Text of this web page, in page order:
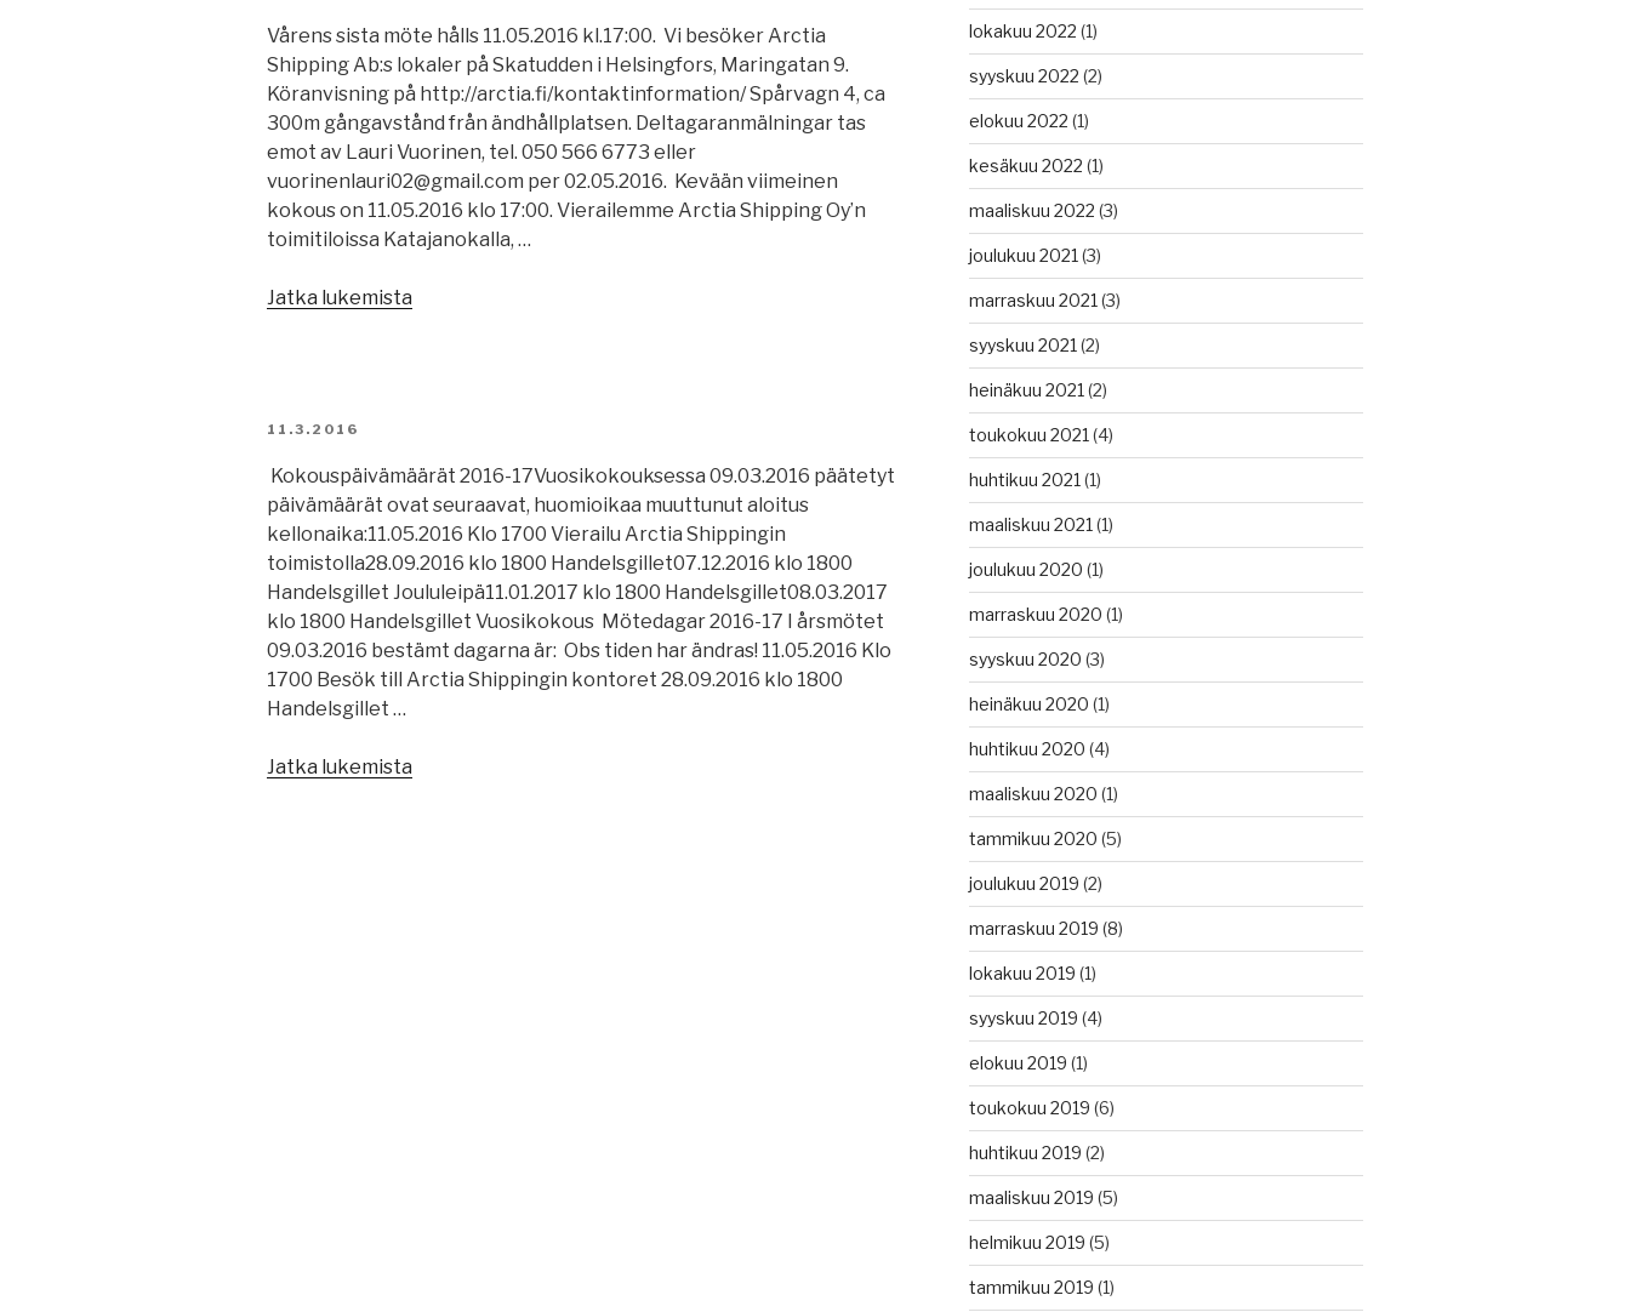
Vårens sista möte hålls 11.05.2016 kl.17:00. Vi besöker Arctia
Shipping Ab:s lokaler på Skatudden i Helsingfors, Maringatan 9.
Köranvisning på http://arctia.fi/kontaktinformation/ Spårvagn 4, ca
300m gångavstånd från ändhållplatsen. Deltagaranmälningar tas
emot av Lauri Vuorinen, tel. 050 566 6773 eller
vuorinenlauri02@gmail.com per 02.05.2016. Kevään viimeinen
kokous on 11.05.2016 klo 17:00. Vierailemme Arctia Shipping Oy’n
toimitiloissa Katajanokalla, …
Jatka lukemista
Oy”
JULKAISTU
11.3.2016
Kokouspäivämäärät 2016-17Vuosikokouksessa 09.03.2016 päätetyt
päivämäärät ovat seuraavat, huomioikaa muuttunut aloitus
kellonaika:11.05.2016 Klo 1700 Vierailu Arctia Shippingin
toimistolla28.09.2016 klo 1800 Handelsgillet07.12.2016 klo 1800
Handelsgillet Joululeipä11.01.2017 klo 1800 Handelsgillet08.03.2017
klo 1800 Handelsgillet Vuosikokous Mötedagar 2016-17 I årsmötet
09.03.2016 bestämt dagarna är: Obs tiden har ändras! 11.05.2016 Klo
1700 Besök till Arctia Shippingin kontoret 28.09.2016 klo 1800
Handelsgillet …
Jatka lukemista
lokakuu 2022 (1)
syyskuu 2022 (2)
elokuu 2022 (1)
kesäkuu 2022 (1)
maaliskuu 2022 (3)
joulukuu 2021 (3)
marraskuu 2021 (3)
syyskuu 2021 (2)
heinäkuu 2021 (2)
toukokuu 2021 (4)
huhtikuu 2021 (1)
maaliskuu 2021 (1)
joulukuu 2020 (1)
marraskuu 2020 (1)
syyskuu 2020 (3)
heinäkuu 2020 (1)
huhtikuu 2020 (4)
maaliskuu 2020 (1)
tammikuu 2020 (5)
joulukuu 2019 (2)
marraskuu 2019 (8)
lokakuu 2019 (1)
syyskuu 2019 (4)
elokuu 2019 (1)
toukokuu 2019 (6)
huhtikuu 2019 (2)
maaliskuu 2019 (5)
helmikuu 2019 (5)
tammikuu 2019 (1)